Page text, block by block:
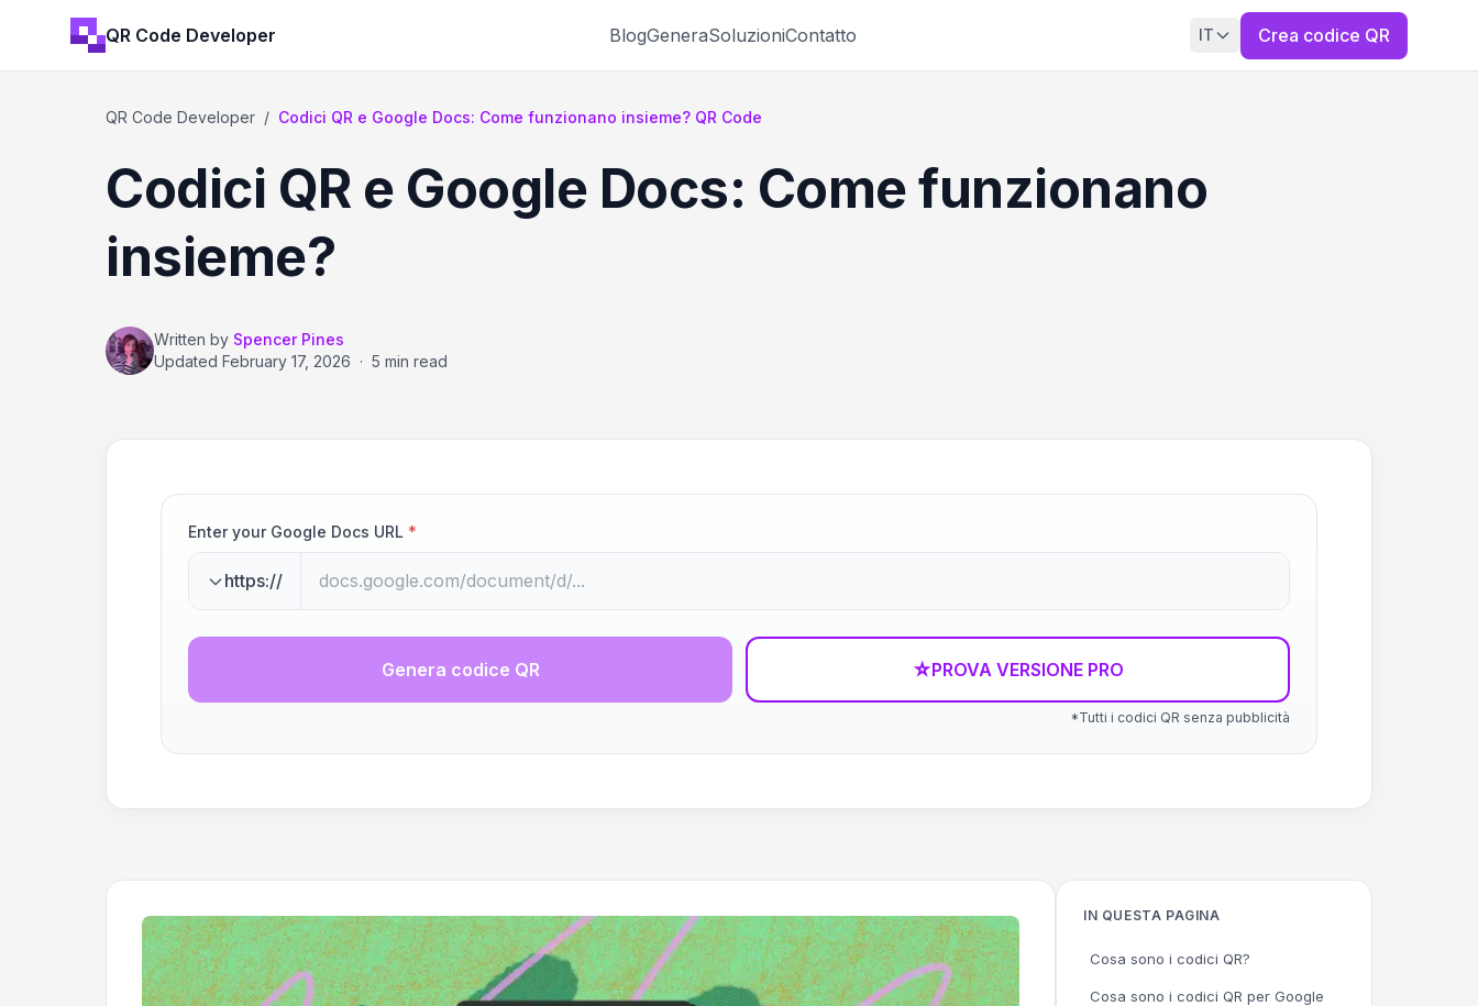
QR Code Developer BlogGeneraSoluzioniContatto IT Crea codice QR
QR Code Developer / Codici QR e Google Docs: Come funzionano insieme? QR Code
Codici QR e Google Docs: Come funzionano
insieme?
Written by Spencer Pines
Updated February 17, 2026 · 5 min read
Enter your Google Docs URL *
https://
Genera codice QR ☆PROVA VERSIONE PRO
*Tutti i codici QR senza pubblicità
IN QUESTA PAGINA
Cosa sono i codici QR?
Cosa sono i codici QR per Google